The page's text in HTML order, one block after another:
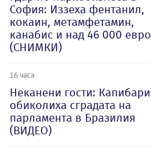
София: Иззеха фентанил,
кокаин, метамфетамин,
канабис и над 46 000 евро
(СНИМКИ)
16 часа
Неканени гости: Капибари
обиколиха сградата на
парламента в Бразилия
(ВИДЕО)